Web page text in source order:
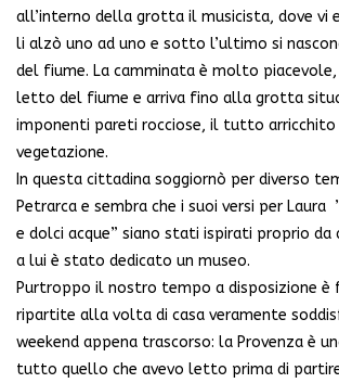
all’interno della grotta il musicista, dove vi
li alzò uno ad uno e sotto l’ultimo si
del fiume. La camminata è molto
letto del fiume e arriva fino alla grotta
imponenti pareti rocciose, il tutto arricchito
vegetazione.
In questa cittadina soggiornò per diverso
Petrarca e sembra che i suoi versi per Laura
e dolci acque” siano stati ispirati proprio da
a lui è stato dedicato un museo.
Purtroppo il nostro tempo a disposizione è
ripartite alla volta di casa veramente
weekend appena trascorso: la Provenza è
tutto quello che avevo letto prima di